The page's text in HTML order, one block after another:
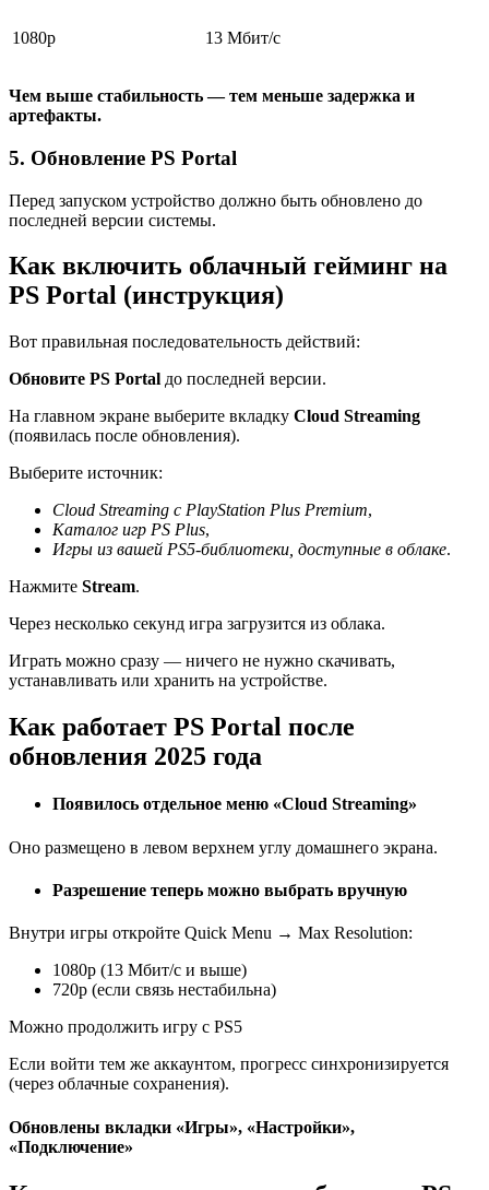
1080p 13 Мбит/с
Чем выше стабильность — тем меньше задержка и
артефакты.
5. Обновление PS Portal
Перед запуском устройство должно быть обновлено до
последней версии системы.
Как включить облачный гейминг на
PS Portal (инструкция)
Вот правильная последовательность действий:
Обновите PS Portal до последней версии.
На главном экране выберите вкладку Cloud Streaming
(появилась после обновления).
Выберите источник:
Cloud Streaming с PlayStation Plus Premium,
Каталог игр PS Plus,
Игры из вашей PS5-библиотеки, доступные в облаке.
Нажмите Stream.
Через несколько секунд игра загрузится из облака.
Играть можно сразу — ничего не нужно скачивать,
устанавливать или хранить на устройстве.
Как работает PS Portal после
обновления 2025 года
Появилось отдельное меню «Cloud Streaming»
Оно размещено в левом верхнем углу домашнего экрана.
Разрешение теперь можно выбрать вручную
Внутри игры откройте Quick Menu → Max Resolution:
1080p (13 Мбит/с и выше)
720p (если связь нестабильна)
Можно продолжить игру с PS5
Если войти тем же аккаунтом, прогресс синхронизируется
(через облачные сохранения).
Обновлены вкладки «Игры», «Настройки»,
«Подключение»